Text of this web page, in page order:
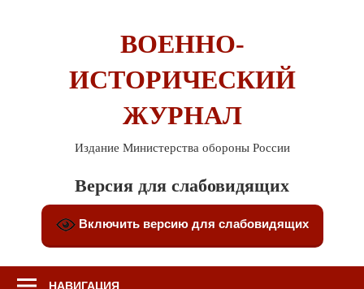
ВОЕННО-
ИСТОРИЧЕСКИЙ
ЖУРНАЛ
Издание Министерства обороны России
Версия для слабовидящих
Включить версию для слабовидящих
НАВИГАЦИЯ